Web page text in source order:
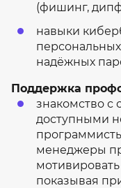
(фишинг,
навыки
надёжных
Поддержка
знакомство
доступными
менеджеры
показывая